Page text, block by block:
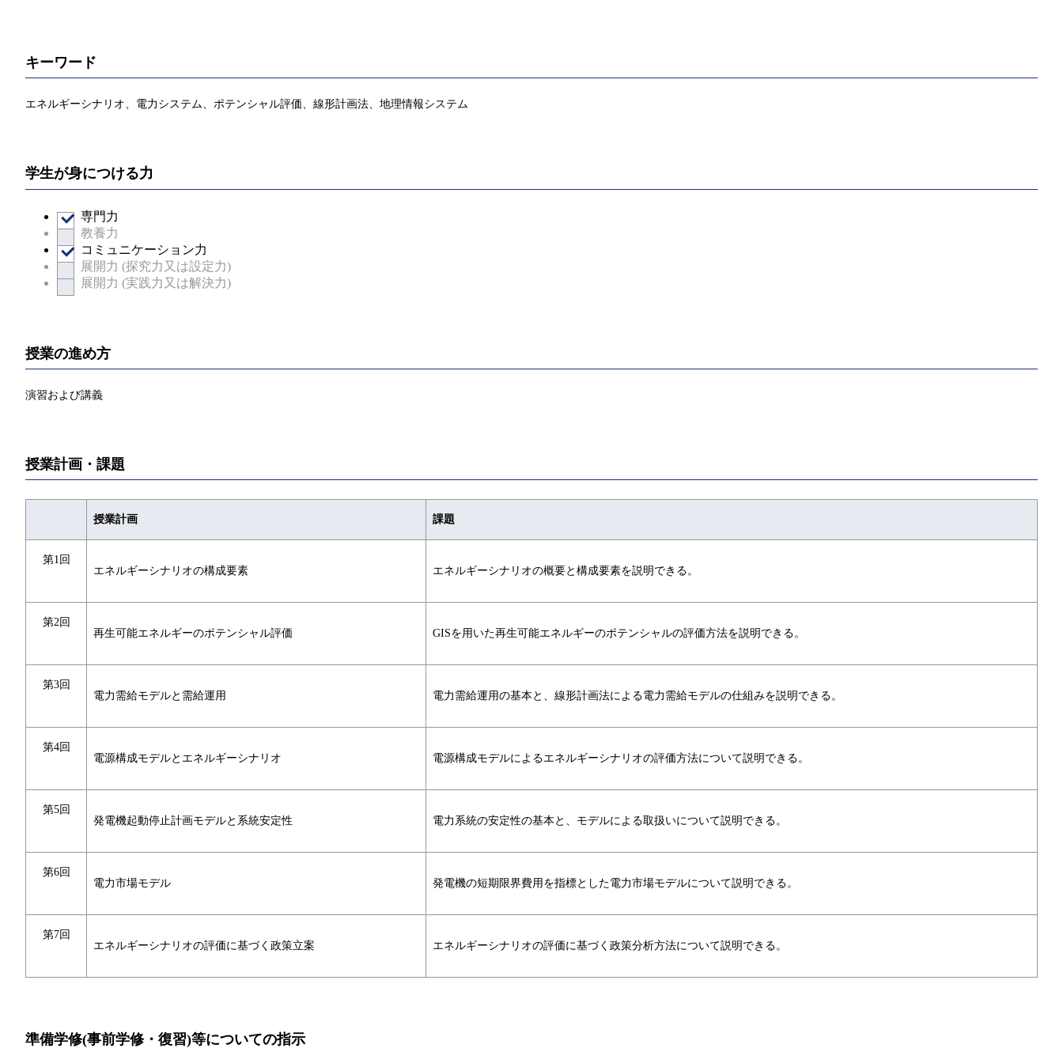
キーワード
エネルギーシナリオ、電力システム、ポテンシャル評価、線形計画法、地理情報システム
学生が身につける力
専門力
教養力
コミュニケーション力
展開力 (探究力又は設定力)
展開力 (実践力又は解決力)
授業の進め方
演習および講義
授業計画・課題
授業計画 課題
第1回
エネルギーシナリオの構成要素
エネルギーシナリオの概要と構成要素を説明できる。
第2回
再生可能エネルギーのポテンシャル評価
GISを用いた再生可能エネルギーのポテンシャルの評価方法を説明できる。
第3回
電力需給モデルと需給運用
電力需給運用の基本と、線形計画法による電力需給モデルの仕組みを説明できる。
第4回
電源構成モデルとエネルギーシナリオ
電源構成モデルによるエネルギーシナリオの評価方法について説明できる。
第5回
発電機起動停止計画モデルと系統安定性
電力系統の安定性の基本と、モデルによる取扱いについて説明できる。
第6回
電力市場モデル
発電機の短期限界費用を指標とした電力市場モデルについて説明できる。
第7回
エネルギーシナリオの評価に基づく政策立案
エネルギーシナリオの評価に基づく政策分析方法について説明できる。
準備学修(事前学修・復習)等についての指示